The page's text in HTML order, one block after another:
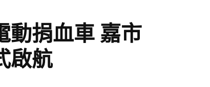
動捐血車 嘉市
啟航